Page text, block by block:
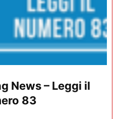
News – Leggi il
83